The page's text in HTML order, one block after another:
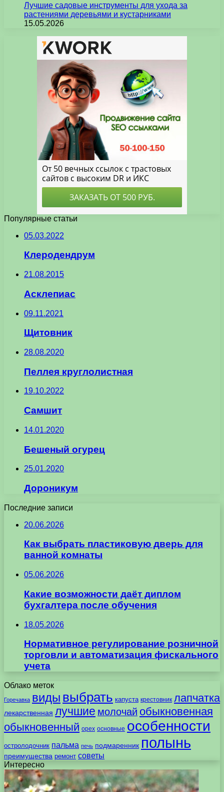
Лучшие садовые инструменты для ухода за
растениями деревьями и кустарниками
15.05.2026
Популярные статьи
05.03.2022
Клеродендрум
21.08.2015
Асклепиас
09.11.2021
Щитовник
28.08.2020
Пеллея круглолистная
19.10.2022
Самшит
14.01.2020
Бешеный огурец
25.01.2020
Дороникум
Последние записи
20.06.2026
Как выбрать пластиковую дверь для
ванной комнаты
05.06.2026
Какие возможности даёт диплом
бухгалтера после обучения
18.05.2026
Нормативное регулирование розничной
торговли и автоматизация фискального
учета
Облако меток
Горечавка виды выбрать капуста крестовник лапчатка
лекарственная лучшие молочай обыкновенная
обыкновенный орех основные особенности
остролодочник пальма печь подмаренник полынь
преимущества ремонт советы
Интересно